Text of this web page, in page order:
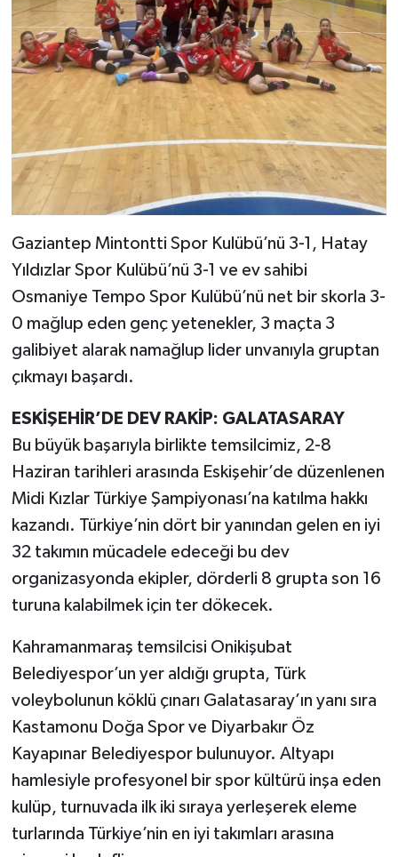
Gaziantep Mintontti Spor Kulübü’nü 3-1, Hatay
Yıldızlar Spor Kulübü’nü 3-1 ve ev sahibi
Osmaniye Tempo Spor Kulübü’nü net bir skorla 3-
0 mağlup eden genç yetenekler, 3 maçta 3
galibiyet alarak namağlup lider unvanıyla gruptan
çıkmayı başardı.
ESKİŞEHİR’DE DEV RAKİP: GALATASARAY
Bu büyük başarıyla birlikte temsilcimiz, 2-8
Haziran tarihleri arasında Eskişehir’de düzenlenen
Midi Kızlar Türkiye Şampiyonası’na katılma hakkı
kazandı. Türkiye’nin dört bir yanından gelen en iyi
32 takımın mücadele edeceği bu dev
organizasyonda ekipler, dörderli 8 grupta son 16
turuna kalabilmek için ter dökecek.
Kahramanmaraş temsilcisi Onikişubat
Belediyespor’un yer aldığı grupta, Türk
voleybolunun köklü çınarı Galatasaray’ın yanı sıra
Kastamonu Doğa Spor ve Diyarbakır Öz
Kayapınar Belediyespor bulunuyor. Altyapı
hamlesiyle profesyonel bir spor kültürü inşa eden
kulüp, turnuvada ilk iki sıraya yerleşerek eleme
turlarında Türkiye’nin en iyi takımları arasına